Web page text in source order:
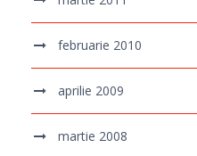
februarie 2010
aprilie 2009
martie 2008